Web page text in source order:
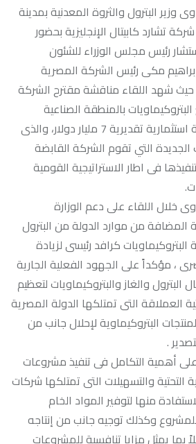
البترول والثروة المعدنية بمدينة
تشارد كابيتال الإنجليزية بحضور
رئيس مجلس الوزراء للشئون
مكى رئيس الشركة المصرية
حيث شهد اللقاء مناقشة مقترح الشركة
بالمنطقة الصناعية
بالعلمين الجديدة، بتكلفة استثمارية تقديرية 7 مليار دولار، والذى
التي تقوم الشركة القابضة
فى اطار الاستراتيجية القومية
خلال اللقاء على دعم الوزارة
من موارد الدولة من البترول
كرافد رئيسى لزيادة
، مؤكداً على الجهود الفعلية الجارية
والغاز والبتروكيماويات لتعظيم
العملاقة التى تمتلكها الدولة المصرية
البتروكيماوية لإحلال جانب من
.
أهمية التكامل فى تنفيذ مشروعات
التحتية والتسهيلات التى تمتلكها شركات
منها لتوفير المواد الخام
للمشروع وكذلك توجيه جانب من إنتاجه
بما يمثل مزايا تنافسية للمشروعات